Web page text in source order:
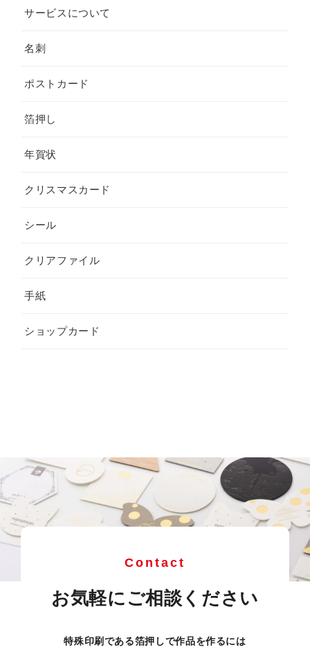
サービスについて
名刺
ポストカード
箔押し
年賀状
クリスマスカード
シール
クリアファイル
手紙
ショップカード
Contact
お気軽にご相談ください
特殊印刷である箔押しで作品を作るには